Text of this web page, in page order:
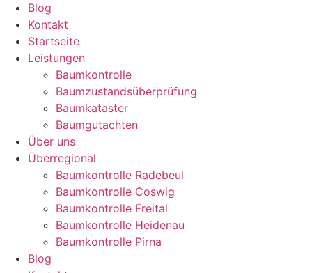
Blog
Kontakt
Startseite
Leistungen
Baumkontrolle
Baumzustandsüberprüfung
Baumkataster
Baumgutachten
Über uns
Überregional
Baumkontrolle Radebeul
Baumkontrolle Coswig
Baumkontrolle Freital
Baumkontrolle Heidenau
Baumkontrolle Pirna
Blog